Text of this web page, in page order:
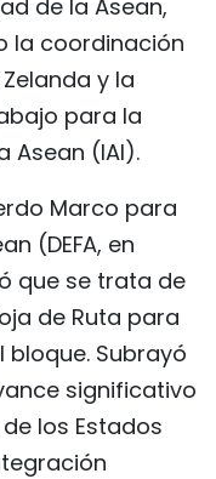
de la Asean,
la coordinación
y la
para la
Asean (IAI).
Marco para
(DEFA, en
que se trata de
de Ruta para
Subrayó
significativo
los Estados